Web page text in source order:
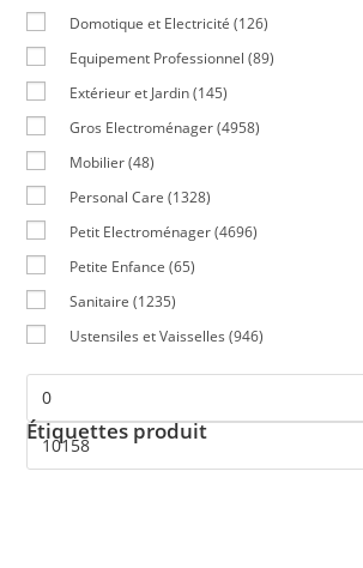
Domotique et Electricité (126)
Equipement Professionnel (89)
Extérieur et Jardin (145)
Gros Electroménager (4958)
Mobilier (48)
Personal Care (1328)
Petit Electroménager (4696)
Petite Enfance (65)
Sanitaire (1235)
Ustensiles et Vaisselles (946)
Étiquettes produit